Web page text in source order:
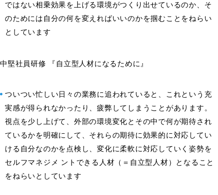
ではない相乗効果を上げる環境がつくり出せているのか、そ
のためには自分の何を変えればいいのかを掴むことをねらい
としています
中堅社員研修 『自立型人材になるために』
ついつい忙しい日々の業務に追われていると、これという充
実感が得られなかったり、疲弊してしまうことがあります。
視点を少し上げて、外部の環境変化とその中で何が期待され
ているかを明確にして、それらの期待に効果的に対応してい
ける自分なのかを点検し、変化に柔軟に対応していく姿勢を
セルフマネジメ ントできる人材（＝自立型人材）となること
をねらいとしています